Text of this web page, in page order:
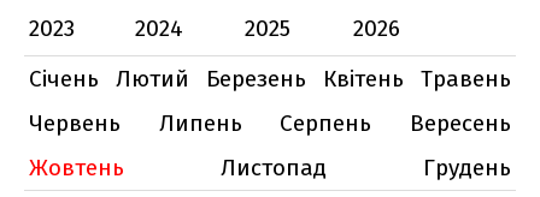
2023
2024 2025
2026
Січень
Лютий Березень Квітень
Травень
Червень
Липень Серпень
Вересень
Жовтень
Листопад
Грудень